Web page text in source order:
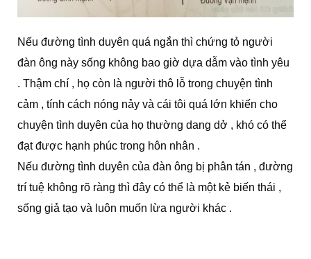
Nếu đường tình duyên quá ngắn thì chứng tỏ người
đàn ông này sống không bao giờ dựa dẫm vào tình yêu
. Thậm chí , họ còn là người thô lỗ trong chuyện tình
cảm , tính cách nóng nảy và cái tôi quá lớn khiến cho
chuyện tình duyên của họ thường dang dở , khó có thể
đạt được hạnh phúc trong hôn nhân .
Nếu đường tình duyên của đàn ông bị phân tán , đường
trí tuệ không rõ ràng thì đây có thể là một kẻ biến thái ,
sống giả tạo và luôn muốn lừa người khác .